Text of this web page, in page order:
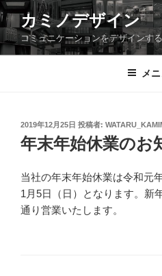
コ
ン
テ
ン
カミノデザイン
コミュニケーションをデザインす
メ
投
稿
日:
2019年12月25日 投稿者:
年末年始休業のお
当社の年末年始休業は令和元
1月5日（日）となります。新
通り営業いたします。